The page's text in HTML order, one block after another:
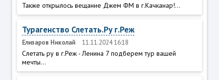
Также открылось вещание Джем ФМ в г.Качканар!...
Турагенство Слетать.Ру г.Реж
Елизаров Николай 11.11.2024 16:18
Слетать ру в г.Реж - Ленина 7 подберем тур вашей
мечты...